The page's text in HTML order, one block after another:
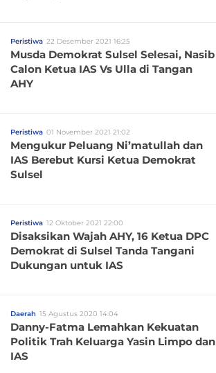
Peristiwa 22 Desember 2021 16:25
Musda Demokrat Sulsel Selesai, Nasib
Calon Ketua IAS Vs Ulla di Tangan
AHY
Peristiwa 01 November 2021 21:02
Mengukur Peluang Ni’matullah dan
IAS Berebut Kursi Ketua Demokrat
Sulsel
Peristiwa 12 Oktober 2021 22:00
Disaksikan Wajah AHY, 16 Ketua DPC
Demokrat di Sulsel Tanda Tangani
Dukungan untuk IAS
Daerah 15 Agustus 2020 14:04
Danny-Fatma Lemahkan Kekuatan
Politik Trah Keluarga Yasin Limpo dan
IAS